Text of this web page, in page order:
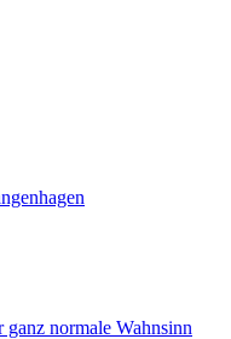
normale Wahnsinn